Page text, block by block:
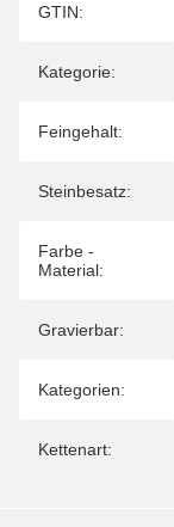
Produkteigenschaft
Wert
GTIN:
Kategorie:
Feingehalt:
Steinbesatz:
Farbe -
Material:
Gravierbar:
Kategorien:
Kettenart: